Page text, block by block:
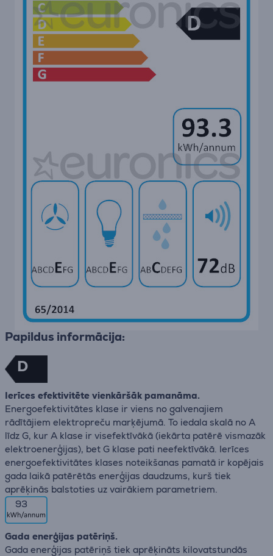
Papildus informācija:
D
Ierīces efektivitēte vienkāršāk pamanāma.
Energoefektivitātes klase ir viens no galvenajiem
rādītājiem elektropreču marķējumā. To iedala skalā no A
līdz G, kur A klase ir visefektīvākā (iekārta patērē vismazāk
elektroenerģijas), bet G klase pati neefektīvākā. Ierīces
energoefektivitātes klases noteikšanas pamatā ir kopējais
gada laikā patērētās enerģijas daudzums, kurš tiek
aprēķinās balstoties uz vairākiem parametriem.
93
Gada enerģijas patēriņš.
Gada enerģijas patēriņš tiek aprēķināts kilovatstundās